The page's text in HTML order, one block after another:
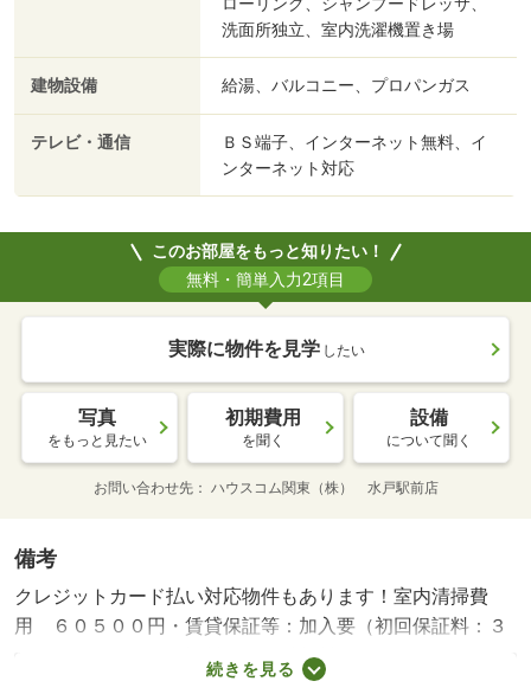
洗面所独立、室内洗濯機置き場
建物設備 給湯、バルコニー、プロパンガス
テレビ・通信
ＢＳ端子、インターネット無料、イ
ンターネット対応
このお部屋をもっと知りたい！
無料・簡単入力2項目
実際に物件を見学 したい
写真
をもっと見たい
初期費用
を聞く
設備
について聞く
お問い合わせ先 ハウスコム関東（株） 水戸駅前店
備考
クレジットカード払い対応物件もあります！室内清掃費
用 ６０５００円・賃貸保証等：加入要（初回保証料：３
５０００円 月額保証料：月額総賃料の１％＋８００
円）・収納はウォークインクロゼット・シューズボックス
続きを見る